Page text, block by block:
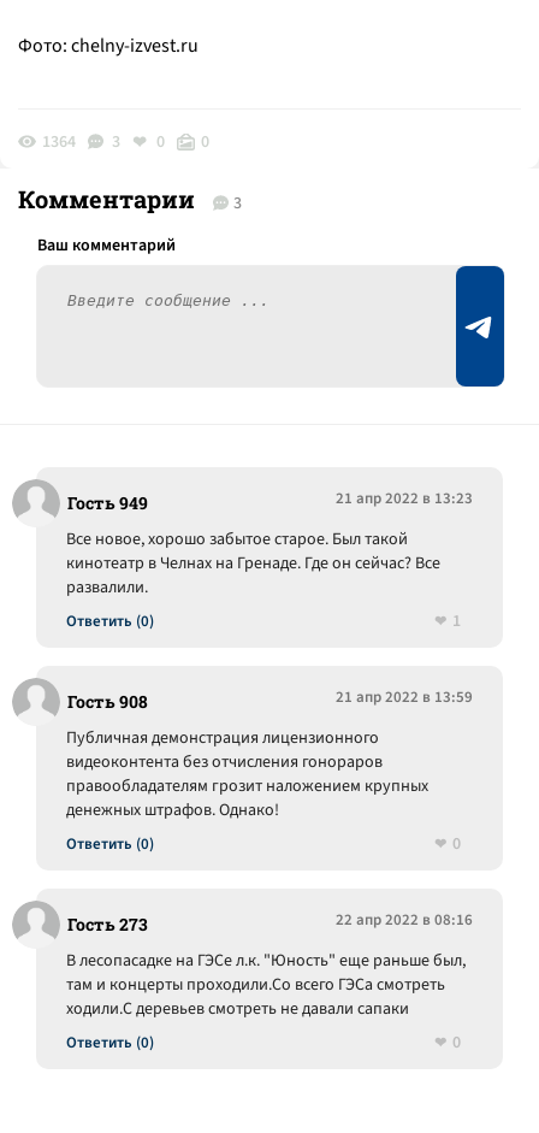
Фото:chelny-izvest.ru
1364 3 0 0
Комментарии 3
Гость 949 21 апр 2022 в 13:23
Ответить (0)
Все новое, хорошо забытое старое. Был такой
кинотеатр в Челнах на Гренаде. Где он сейчас? Все
развалили.
1
Гость 908 21 апр 2022 в 13:59
Ответить (0)
Публичная демонстрация лицензионного
видеоконтента без отчисления гонораров
правообладателям грозит наложением крупных
денежных штрафов. Однако!
0
Гость 273 22 апр 2022 в 08:16
Ответить (0)
В лесопасадке на ГЭСе л.к. "Юность" еще раньше был,
там и концерты проходили.Со всего ГЭСа смотреть
ходили.С деревьев смотреть не давали сапаки
0